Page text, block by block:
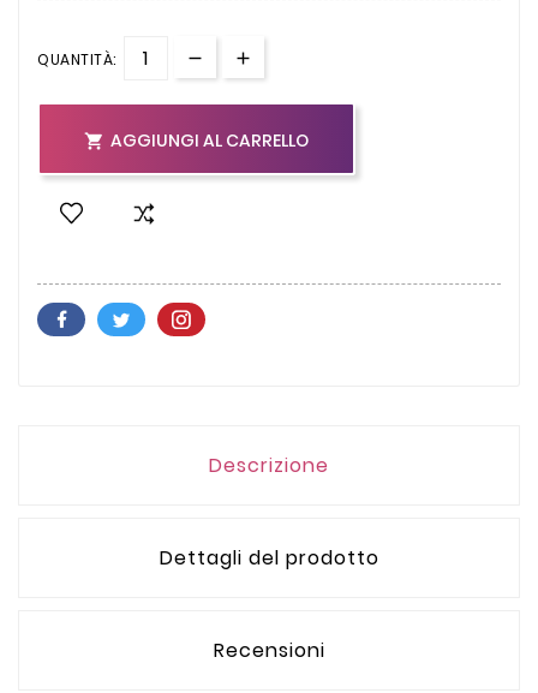
QUANTITÀ:
 AGGIUNGI AL CARRELLO
Descrizione
Dettagli del prodotto
Recensioni